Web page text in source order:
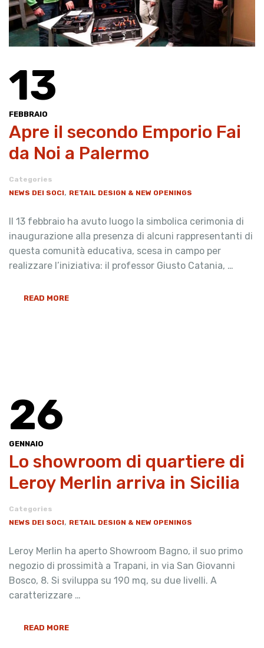
13
FEBBRAIO
Apre il secondo Emporio Fai
da Noi a Palermo
Categories
NEWS DEI SOCI, RETAIL DESIGN & NEW OPENINGS
Il 13 febbraio ha avuto luogo la simbolica cerimonia di
inaugurazione alla presenza di alcuni rappresentanti di
questa comunità educativa, scesa in campo per
realizzare l’iniziativa: il professor Giusto Catania, …
READ MORE
26
GENNAIO
​Lo showroom di quartiere di
Leroy Merlin arriva in Sicilia
Categories
NEWS DEI SOCI, RETAIL DESIGN & NEW OPENINGS
Leroy Merlin ha aperto Showroom Bagno, il suo primo
negozio di prossimità a Trapani, in via San Giovanni
Bosco, 8. Si sviluppa su 190 mq, su due livelli. A
caratterizzare …
READ MORE